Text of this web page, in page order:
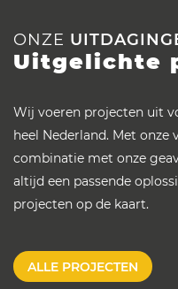
ONZE
Uitgelichte
Wij voeren projecten uit
heel Nederland. Met onze
combinatie met onze
altijd een passende
projecten op de kaart.
ALLE PROJECTEN